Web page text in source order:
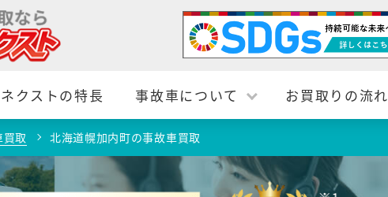
クストの特長 事故車について お買取りの流れ
取 北海道幌加内町の事故車買取